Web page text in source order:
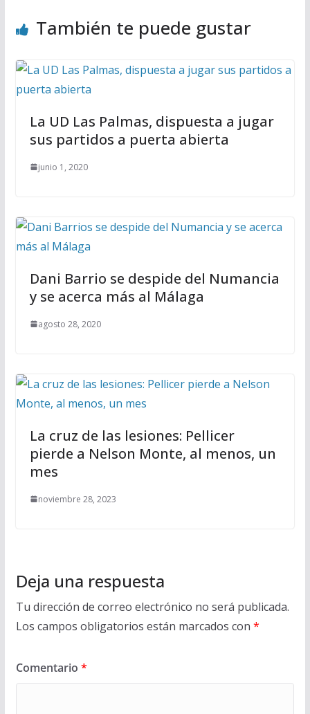
También te puede gustar
La UD Las Palmas, dispuesta a jugar
sus partidos a puerta abierta
junio 1, 2020
Dani Barrio se despide del Numancia
y se acerca más al Málaga
agosto 28, 2020
La cruz de las lesiones: Pellicer
pierde a Nelson Monte, al menos, un
mes
noviembre 28, 2023
Deja una respuesta
Tu dirección de correo electrónico no será publicada.
Los campos obligatorios están marcados con *
Comentario *